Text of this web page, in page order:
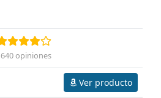
640 opiniones
Ver producto